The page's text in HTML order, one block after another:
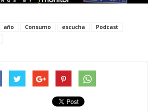
año Consumo escucha
Podcast